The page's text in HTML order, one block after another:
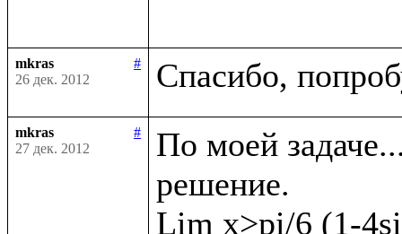
mkras
#
26 дек. 2012
mkras
#
27 дек. 2012
По моей
решение.
Lim x>pi/6 (1-